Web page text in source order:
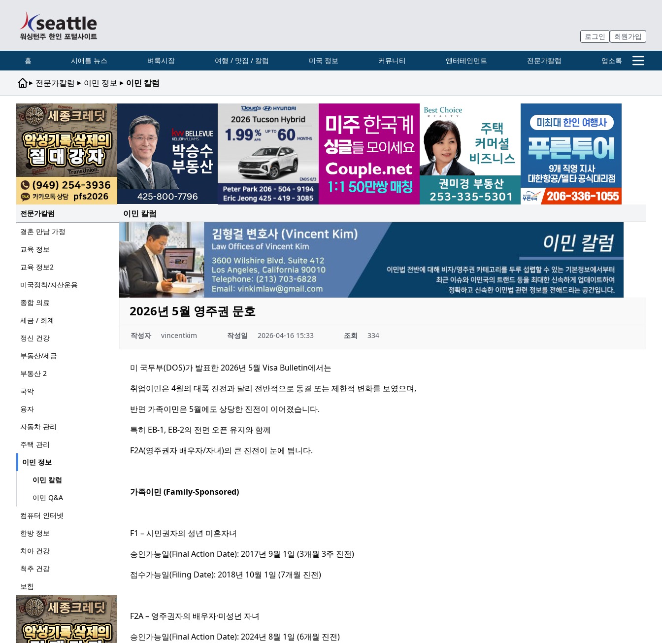
로그인 회원가입
홈 시애틀 뉴스 벼룩시장 여행 / 맛집 / 칼럼 미국 정보 커뮤니티 엔터테인먼트 전문가칼럼 업소록
▸ 전문가칼럼 ▸ 이민 정보 ▸ 이민 칼럼
전문가칼럼
결혼 만남 가정
교육 정보
교육 정보2
미국정착/자산운용
종합 의료
세금 / 회계
정신 건강
부동산/세금
부동산 2
국악
융자
자동차 관리
주택 관리
이민 정보
이민 칼럼
이민 Q&A
컴퓨터 인터넷
한방 정보
치아 건강
척추 건강
보험
이민 칼럼
2026년 5월 영주권 문호
작성자 vincentkim 작성일 2026-04-16 15:33 조회 334
미 국무부(DOS)가 발표한 2026년 5월 Visa Bulletin에서는
취업이민은 4월의 대폭 진전과 달리 전반적으로 동결 또는 제한적 변화를 보였으며,
반면 가족이민은 5월에도 상당한 진전이 이어졌습니다.
특히 EB-1, EB-2의 전면 오픈 유지와 함께
F2A(영주권자 배우자/자녀)의 큰 진전이 눈에 띕니다.
가족이민 (Family-Sponsored)
F1 – 시민권자의 성년 미혼자녀
승인가능일(Final Action Date): 2017년 9월 1일 (3개월 3주 진전)
접수가능일(Filing Date): 2018년 10월 1일 (7개월 진전)
F2A – 영주권자의 배우자·미성년 자녀
승인가능일(Final Action Date): 2024년 8월 1일 (6개월 진전)